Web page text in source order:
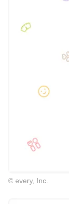
© every, Inc.